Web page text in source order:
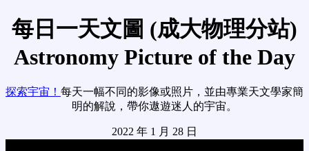
每日一天文圖 (成大物理分站)
Astronomy Picture of the Day
探索宇宙！ 每天一幅不同的影像或照片，並由專業天文學家簡
明的解說，帶你遨遊迷人的宇宙。
2022 年 1 月 28 日